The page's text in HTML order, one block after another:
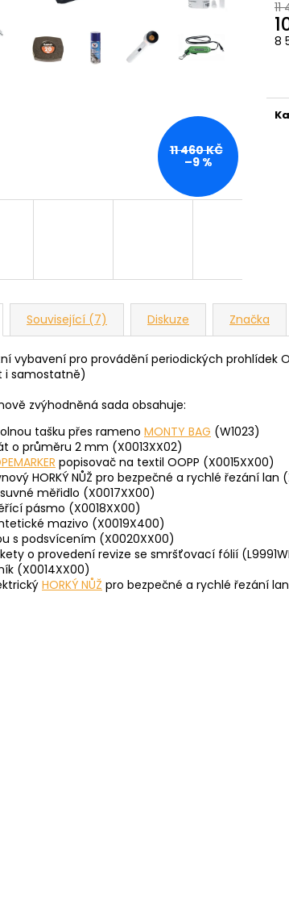
8
11 460 KČ
–9 %
Související (7) Diskuze Značka
vybavení pro provádění periodických prohlídek
i samostatně)
zvýhodněná sada obsahuje:
tašku přes rameno MONTY BAG (W1023)
o průměru 2 mm (X0013XX02)
popisovač na textil OOPP (X0015XX00)
HORKÝ NŮŽ pro bezpečné a rychlé řezání lan
měřidlo (X0017XX00)
pásmo (X0018XX00)
mazivo (X0019X400)
s podsvícením (X0020XX00)
o provedení revize se smršťovací fólií
(X0014XX00)
HORKÝ NŮŽ pro bezpečné a rychlé řezání